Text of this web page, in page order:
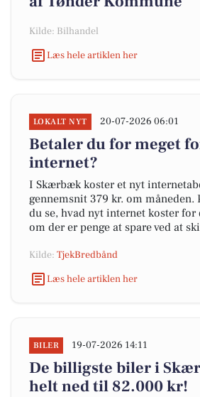
Kilde: Bilhandel
Læs hele artiklen her
LOKALT NYT 20-07-2026 06:01
Betaler du for meget
internet?
I Skærbæk koster et nyt
gennemsnit 379 kr. om måneden.
du se, hvad nyt internet koster for
om der er penge at spare ved at
Kilde: TjekBredbånd
Læs hele artiklen her
BILER 19-07-2026 14:11
De billigste biler i
helt ned til 82.000 kr!